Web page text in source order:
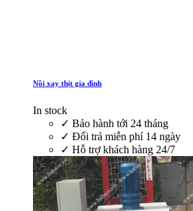
Nồi xay thịt gia đình
In stock
✓ Bảo hành tới 24 tháng
✓ Đổi trả miễn phí 14 ngày
✓ Hỗ trợ khách hàng 24/7